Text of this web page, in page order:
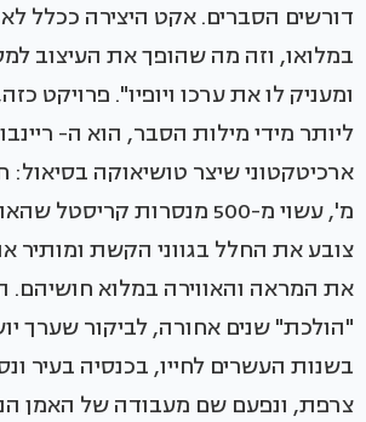
דורשים הסברים. אקט היצירה ככלל לא
במלואו, וזה מה שהופך את העיצוב
ומעניק לו את ערכו ויופיו". פרויקט
ליותר מידי מילות הסבר, הוא ה-
מ', עשוי מ-500 מנסרות
צובע את החלל בגווני הקשת ומותיר
את המראה והאווירה במלוא חושיהם.
"הולכת" שנים אחורה, לביקור שערך
בשנות העשרים לחייו, בכנסיה בעיר
צרפת, ונפעם שם מעבודה של האמן